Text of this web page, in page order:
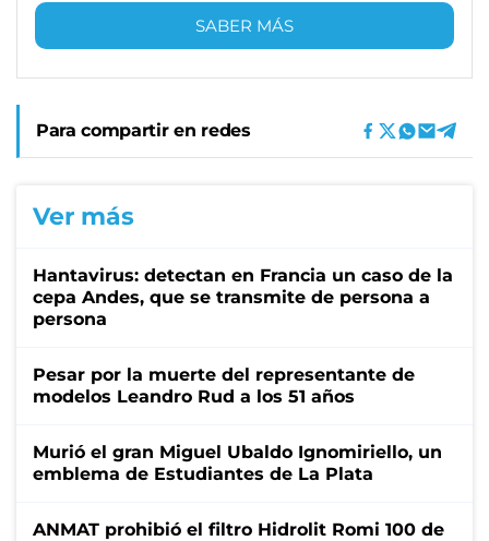
SABER MÁS
Para compartir en redes
Ver más
Hantavirus: detectan en Francia un caso de la
cepa Andes, que se transmite de persona a
persona
Pesar por la muerte del representante de
modelos Leandro Rud a los 51 años
Murió el gran Miguel Ubaldo Ignomiriello, un
emblema de Estudiantes de La Plata
ANMAT prohibió el filtro Hidrolit Romi 100 de